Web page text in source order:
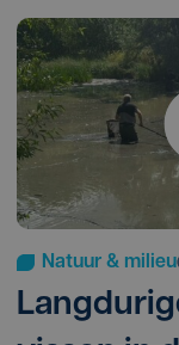
Natuur & milieu